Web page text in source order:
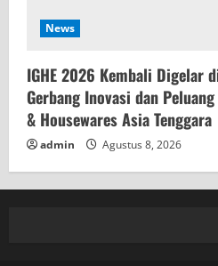
News
IGHE 2026 Kembali Digelar
Gerbang Inovasi dan
& Housewares Asia Tenggara
admin Agustus 8, 2026